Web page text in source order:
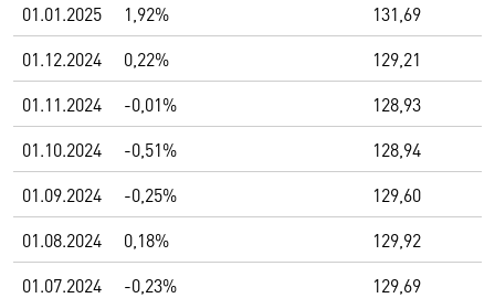
01.01.2025
1,92%
131,69
01.12.2024
0,22%
129,21
01.11.2024
-0,01%
128,93
01.10.2024
-0,51%
128,94
01.09.2024
-0,25%
129,60
01.08.2024
0,18%
129,92
01.07.2024
-0,23%
129,69